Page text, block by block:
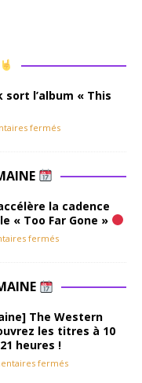
sort l’album « This
fermés
la cadence
« Too Far Gone »
fermés
The Western
les titres à 10
heures !
fermés